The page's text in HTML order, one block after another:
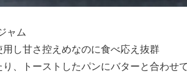
ャム
し甘さ控えめなのに食べ応え抜群
、トーストしたパンにバターと合わせ